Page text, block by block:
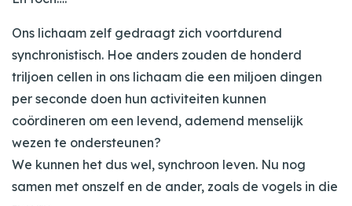
Ons lichaam zelf gedraagt zich voortdurend
synchronistisch. Hoe anders zouden de honderd
triljoen cellen in ons lichaam die een miljoen dingen
per seconde doen hun activiteiten kunnen
coördineren om een levend, ademend menselijk
wezen te ondersteunen?
We kunnen het dus wel, synchroon leven. Nu nog
samen met onszelf en de ander, zoals de vogels in die